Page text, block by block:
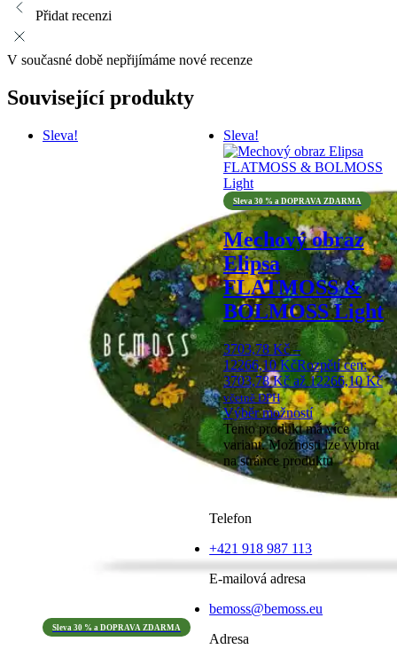
Přidat recenzi
V současné době nepřijímáme nové recenze
Související produkty
Sleva!
Sleva 30 % a DOPRAVA ZDARMA
Sleva!
Sleva 30 % a DOPRAVA ZDARMA
Mechový obraz
Elipsa
FLATMOSS &
BOLMOSS Light
3703,78Kč –
12266,10KčRozpětí cen:
3703,78 Kč až 12266,10 Kč
včetně DPH
Výběr možností
Tento produkt má více
variant. Možnosti lze vybrat
na stránce produktu
Telefon
+421 918 987 113
E-mailová adresa
bemoss@bemoss.eu
Adresa